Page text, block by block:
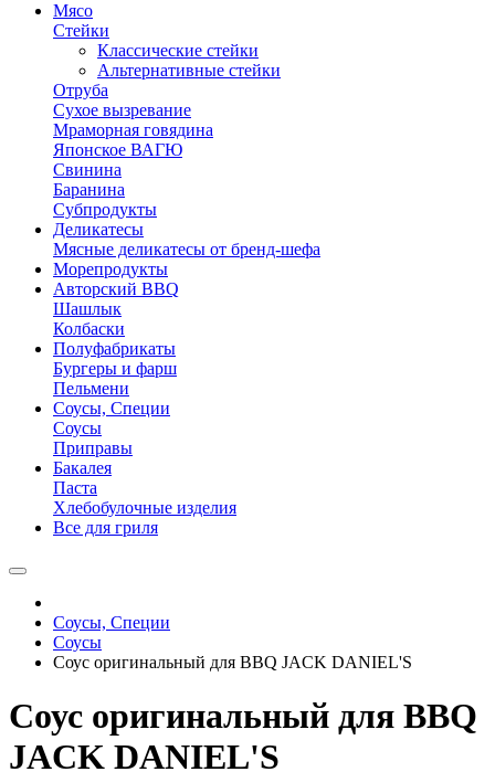
Мясо
Стейки
Классические стейки
Альтернативные стейки
Отруба
Сухое вызревание
Мраморная говядина
Японское ВАГЮ
Свинина
Баранина
Субпродукты
Деликатесы
Мясные деликатесы от бренд-шефа
Морепродукты
Авторский BBQ
Шашлык
Колбаски
Полуфабрикаты
Бургеры и фарш
Пельмени
Соусы, Специи
Соусы
Приправы
Бакалея
Паста
Хлебобулочные изделия
Все для гриля
Соусы, Специи
Соусы
Соус оригинальный для BBQ JACK DANIEL'S
Соус оригинальный для BBQ
JACK DANIEL'S